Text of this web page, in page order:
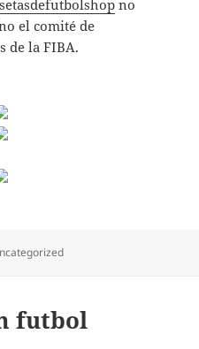
no
el comité de
de la FIBA.
futbol